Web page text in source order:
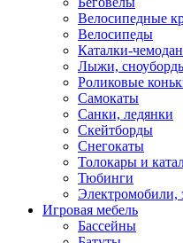
Велосипедные
Велосипеды
Каталки-
Лыжи,
Роликовые
Самокаты
Санки, ледянки
Скейтборды
Снегокаты
Толокары и
Тюбинги
Электромобили,
Игровая мебель
Бассейны